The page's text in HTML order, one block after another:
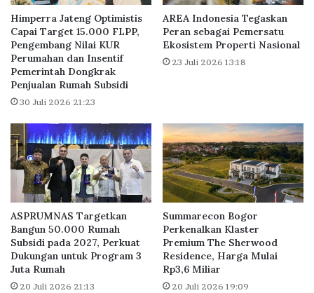
h
T
e
m
b
u
s
7
9
.
2
U
n
i
t
i
k
K
P
R
B
a
u
R
p
5
T
r
i
l
i
Himperra Jateng Optimistis
Capai Target 15.000 FLPP,
Pengembang Nilai KUR
Perumahan dan Insentif
Pemerintah Dongkrak
Penjualan Rumah Subsidi
30 Juli 2026 21:23
AREA Indonesia Tegaskan
Peran sebagai Pemersatu
Ekosistem Properti Nasional
23 Juli 2026 13:18
ASPRUMNAS Targetkan
Bangun 50.000 Rumah
Subsidi pada 2027, Perkuat
Dukungan untuk Program 3
Juta Rumah
20 Juli 2026 21:13
Summarecon Bogor
Perkenalkan Klaster
Premium The Sherwood
Residence, Harga Mulai
Rp3,6 Miliar
20 Juli 2026 19:09